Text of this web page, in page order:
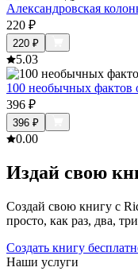
Александровская
220 ₽
220 ₽
5.03
100 необычных фактов
396 ₽
396 ₽
0.00
Издай свою
Создай свою книгу с
просто, как раз, два,
Создать книгу
Наши услуги